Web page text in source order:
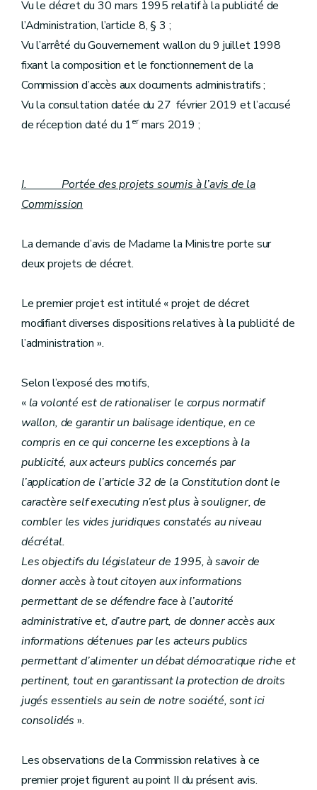
Vu le décret du 30 mars 1995 relatif à la publicité de
l’Administration, l’article 8, § 3 ;
Vu l’arrêté du Gouvernement wallon du 9 juillet 1998
fixant la composition et le fonctionnement de la
Commission d’accès aux documents administratifs ;
Vu la consultation datée du 27 février 2019 et l’accusé
de réception daté du 1ermars 2019 ;
I. Portée des projets soumis à l’avis de la
Commission
La demande d’avis de Madame la Ministre porte sur
deux projets de décret.
Le premier projet est intitulé « projet de décret
modifiant diverses dispositions relatives à la publicité de
l’administration ».
Selon l’exposé des motifs,
« la volonté est de rationaliser le corpus normatif
wallon, de garantir un balisage identique, en ce
compris en ce qui concerne les exceptions à la
publicité, aux acteurs publics concernés par
l’application de l’article 32 de la Constitution dont le
caractère self executing n’est plus à souligner, de
combler les vides juridiques constatés au niveau
décrétal.
Les objectifs du législateur de 1995, à savoir de
donner accès à tout citoyen aux informations
permettant de se défendre face à l’autorité
administrative et, d’autre part, de donner accès aux
informations détenues par les acteurs publics
permettant d’alimenter un débat démocratique riche et
pertinent, tout en garantissant la protection de droits
jugés essentiels au sein de notre société, sont ici
consolidés ».
Les observations de la Commission relatives à ce
premier projet figurent au point II du présent avis.